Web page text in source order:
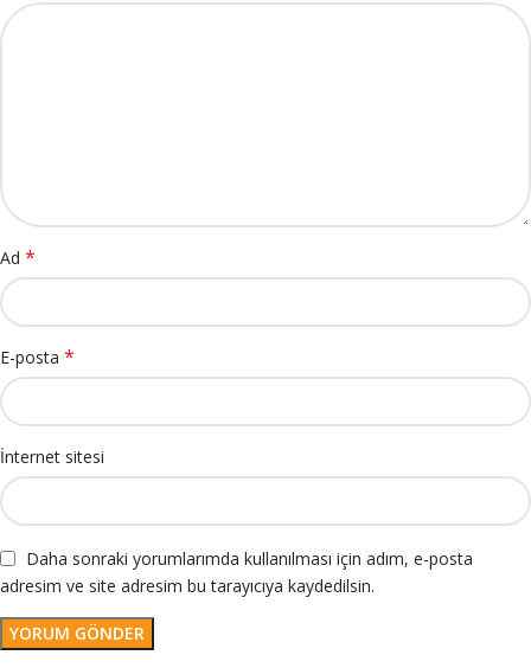
Ad *
E-posta *
İnternet sitesi
Daha sonraki yorumlarımda kullanılması için adım, e-posta
adresim ve site adresim bu tarayıcıya kaydedilsin.